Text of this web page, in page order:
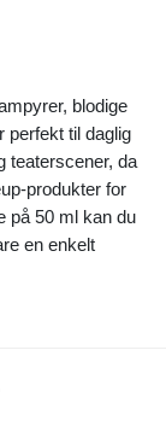
blodige
perfekt til daglig
teaterscener, da
produkter for
på 50 ml kan du
en enkelt